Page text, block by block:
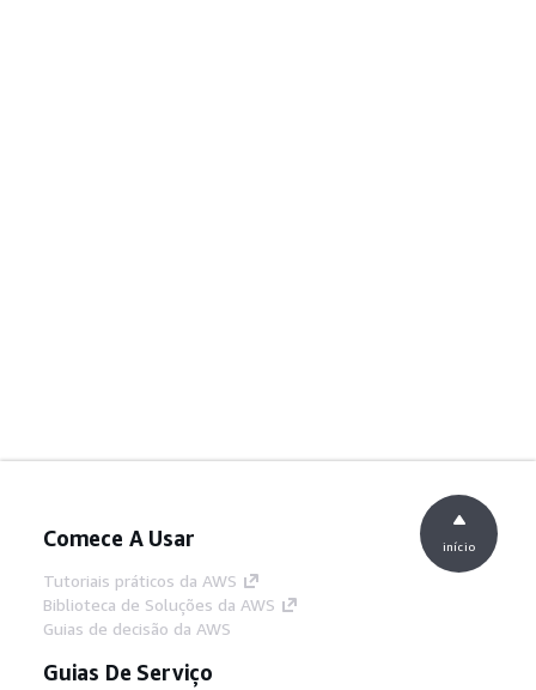
Comece A Usar
Tutoriais práticos da AWS
Biblioteca de Soluções da AWS
Guias de decisão da AWS
Guias De Serviço
início